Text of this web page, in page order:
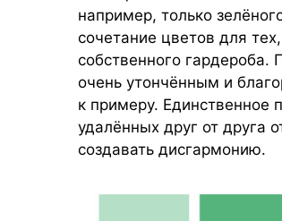
например, только
сочетание цветов для
собственного гардероба.
очень утончённым и
к примеру. Единственное
удалённых друг от друга
создавать дисгармонию.